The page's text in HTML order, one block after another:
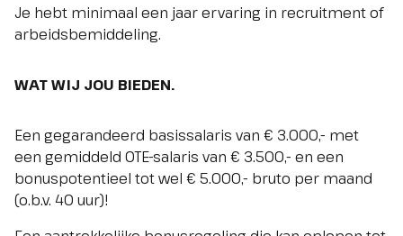
Je hebt minimaal een jaar ervaring in recruitment of
arbeidsbemiddeling.
WAT WIJ JOU BIEDEN.
Een gegarandeerd basissalaris van € 3.000,- met
een gemiddeld OTE-salaris van € 3.500,- en een
bonuspotentieel tot wel € 5.000,- bruto per maand
(o.b.v. 40 uur)!